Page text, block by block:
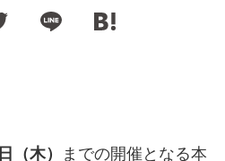
（木）
までの開催となる本